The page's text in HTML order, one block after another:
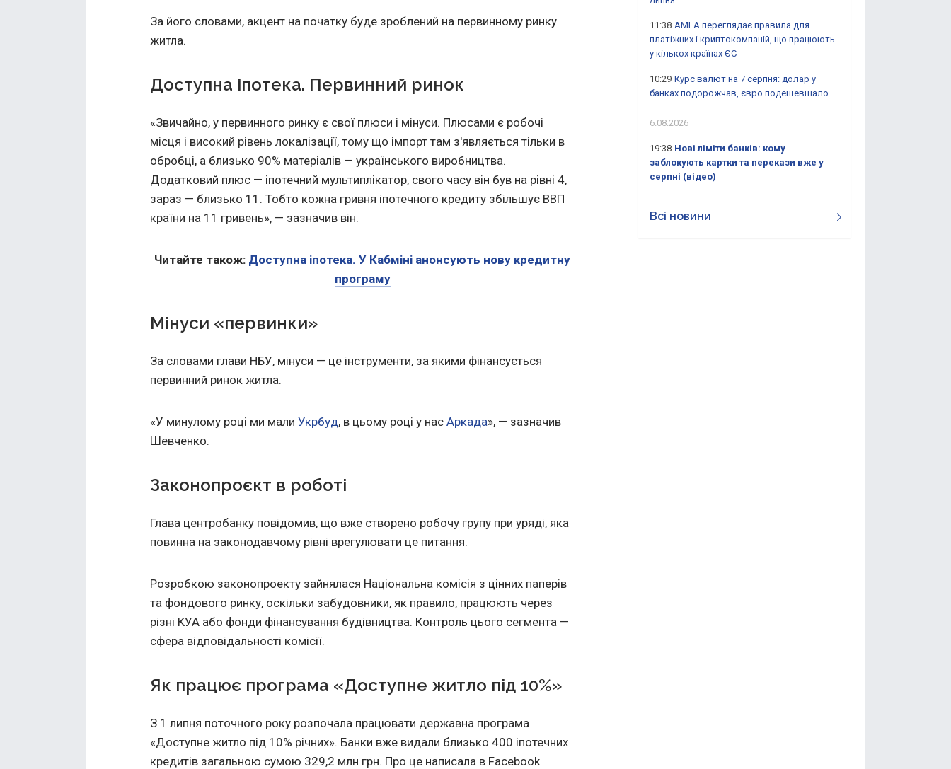
За його словами, акцент на початку буде зроблений на первинному ринку
житла.
Доступна іпотека. Первинний ринок
«Звичайно, у первинного ринку є свої плюси і мінуси. Плюсами є робочі
місця і високий рівень локалізації, тому що імпорт там з'являється тільки в
обробці, а близько 90% матеріалів — українського виробництва.
Додатковий плюс — іпотечний мультиплікатор, свого часу він був на рівні 4,
зараз — близько 11. Тобто кожна гривня іпотечного кредиту збільшує ВВП
країни на 11 гривень», — зазначив він.
Читайте також: Доступна іпотека. У Кабміні анонсують нову кредитну
програму
Мінуси «первинки»
За словами глави НБУ, мінуси — це інструменти, за якими фінансується
первинний ринок житла.
«У минулому році ми мали Укрбуд, в цьому році у нас Аркада», — зазначив
Шевченко.
Законопроєкт в роботі
Глава центробанку повідомив, що вже створено робочу групу при уряді, яка
повинна на законодавчому рівні врегулювати це питання.
Розробкою законопроекту зайнялася Національна комісія з цінних паперів
та фондового ринку, оскільки забудовники, як правило, працюють через
різні КУА або фонди фінансування будівництва. Контроль цього сегмента —
сфера відповідальності комісії.
Як працює програма «Доступне житло під 10%»
З 1 липня поточного року розпочала працювати державна програма
«Доступне житло під 10% річних». Банки вже видали близько 400 іпотечних
кредитів загальною сумою 329,2 млн грн. Про це написала в Facebook
11:38 AMLA переглядає правила для
платіжних і криптокомпаній, що працюють
у кількох країнах ЄС
10:29 Курс валют на 7 серпня: долар у
банках подорожчав, євро подешевшало
6.08.2026
19:38 Нові ліміти банків: кому
заблокують картки та перекази вже у
серпні (відео)
Всі новини